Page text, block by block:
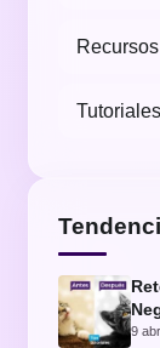
Recursos
Tutoriales
9